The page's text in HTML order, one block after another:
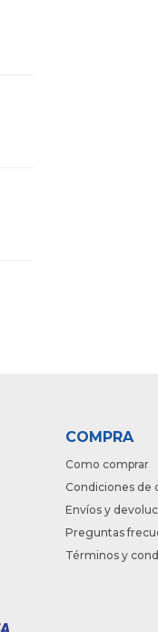
COMPRA
Como comprar
Condiciones de
Envíos y
Preguntas
Términos y